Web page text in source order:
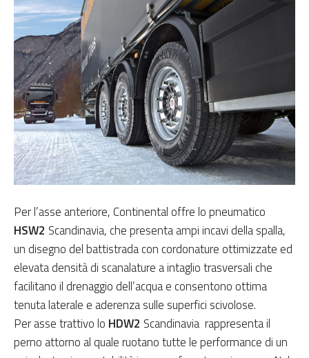
Per l’asse anteriore, Continental offre lo pneumatico
HSW2 Scandinavia, che presenta ampi incavi della spalla,
un disegno del battistrada con cordonature ottimizzate ed
elevata densità di scanalature a intaglio trasversali che
facilitano il drenaggio dell’acqua e consentono ottima
tenuta laterale e aderenza sulle superfici scivolose.
Per asse trattivo lo HDW2 Scandinavia rappresenta il
perno attorno al quale ruotano tutte le performance di un